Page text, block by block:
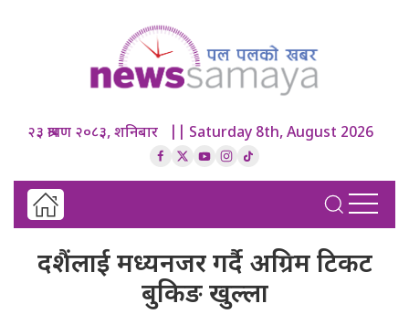
२३ श्रावण २०८३, शनिबार || Saturday 8th, August 2026
दशैंलाई मध्यनजर गर्दै अग्रिम टिकट
बुकिङ खुल्ला